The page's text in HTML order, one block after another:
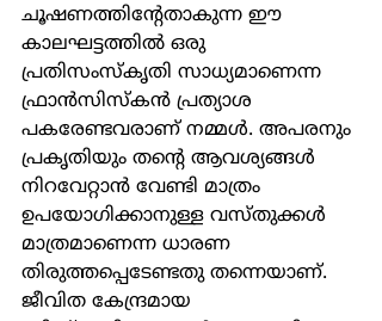
ചൂഷണത്തിന്‍റേതാകുന്ന ഈ
കാലഘട്ടത്തില്‍ ഒരു
പ്രതിസംസ്കൃതി സാധ്യമാണെന്ന
ഫ്രാന്‍സിസ്കന്‍ പ്രത്യാശ
പകരേണ്ടവരാണ് നമ്മള്‍. അപരനും
പ്രകൃതിയും തന്‍റെ ആവശ്യങ്ങള്‍
നിറവേറ്റാന്‍ വേണ്ടി മാത്രം
ഉപയോഗിക്കാനുള്ള വസ്തുക്കള്‍
മാത്രമാണെന്ന ധാരണ
തിരുത്തപ്പെടേണ്ടതു തന്നെയാണ്.
ജീവിത കേന്ദ്രമായ